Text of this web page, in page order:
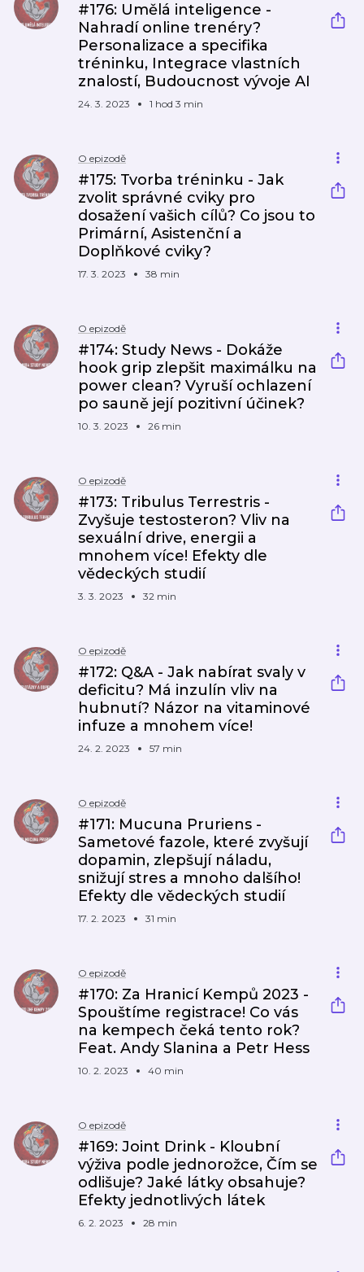
#176: Umělá inteligence -
Nahradí online trenéry?
Personalizace a specifika
tréninku, Integrace vlastních
znalostí, Budoucnost vývoje AI
24. 3. 2023 1 hod 3 min
O epizodě
#175: Tvorba tréninku - Jak
zvolit správné cviky pro
dosažení vašich cílů? Co jsou to
Primární, Asistenční a
Doplňkové cviky?
17. 3. 2023 38 min
O epizodě
#174: Study News - Dokáže
hook grip zlepšit maximálku na
power clean? Vyruší ochlazení
po sauně její pozitivní účinek?
10. 3. 2023 26 min
O epizodě
#173: Tribulus Terrestris -
Zvyšuje testosteron? Vliv na
sexuální drive, energii a
mnohem více! Efekty dle
vědeckých studií
3. 3. 2023 32 min
O epizodě
#172: Q&A - Jak nabírat svaly v
deficitu? Má inzulín vliv na
hubnutí? Názor na vitaminové
infuze a mnohem více!
24. 2. 2023 57 min
O epizodě
#171: Mucuna Pruriens -
Sametové fazole, které zvyšují
dopamin, zlepšují náladu,
snižují stres a mnoho dalšího!
Efekty dle vědeckých studií
17. 2. 2023 31 min
O epizodě
#170: Za Hranicí Kempů 2023 -
Spouštíme registrace! Co vás
na kempech čeká tento rok?
Feat. Andy Slanina a Petr Hess
10. 2. 2023 40 min
O epizodě
#169: Joint Drink - Kloubní
výživa podle jednorožce, Čím se
odlišuje? Jaké látky obsahuje?
Efekty jednotlivých látek
6. 2. 2023 28 min